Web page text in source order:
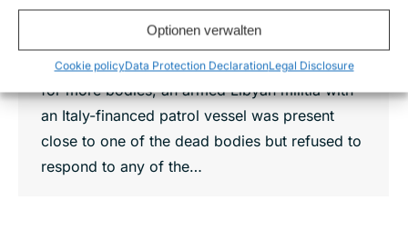
Optionen verwalten
Cookie policyData Protection DeclarationLegal Disclosure
Watch’s aircraft Seabird 1 discovered the
bodies of five people floating in international
waters off the Libyan coast. While searching
for more bodies, an armed Libyan militia with
an Italy-financed patrol vessel was present
close to one of the dead bodies but refused to
respond to any of the…